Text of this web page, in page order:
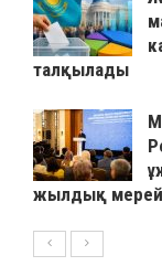
талқылады
жылдық